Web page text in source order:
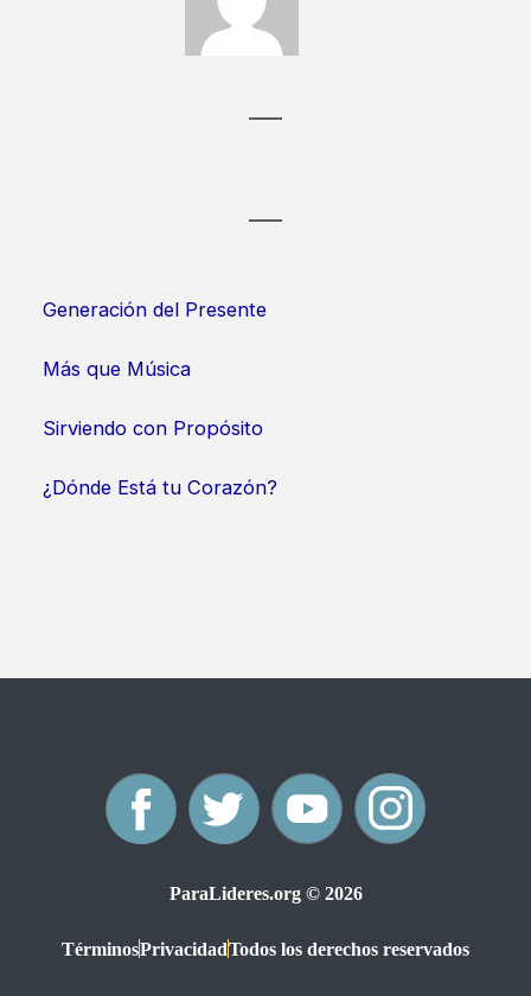
Generación del Presente
Más que Música
Sirviendo con Propósito
¿Dónde Está tu Corazón?
ParaLideres.org © 2026
TérminosPrivacidadTodos los derechos reservados
F
a
c
T
w
i
Y
o
u
I
s